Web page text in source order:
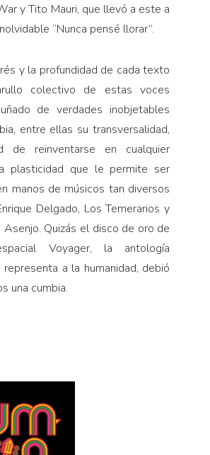
y Tito Mauri, que llevó a este a
“Nunca pensé llorar”.
y la profundidad de cada texto
colectivo de estas voces
de verdades inobjetables
entre ellas su transversalidad,
de reinventarse en cualquier
plasticidad que le permite ser
manos de músicos tan diversos
Delgado, Los Temerarios y
Asenjo. Quizás el disco de oro de
Voyager, la antología
a la humanidad, debió
una cumbia.